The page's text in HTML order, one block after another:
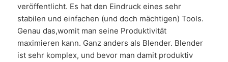
veröffentlicht. Es hat den Eindruck eines sehr
stabilen und einfachen (und doch mächtigen) Tools.
Genau das,womit man seine Produktivität
maximieren kann. Ganz anders als Blender. Blender
ist sehr komplex, und bevor man damit produktiv